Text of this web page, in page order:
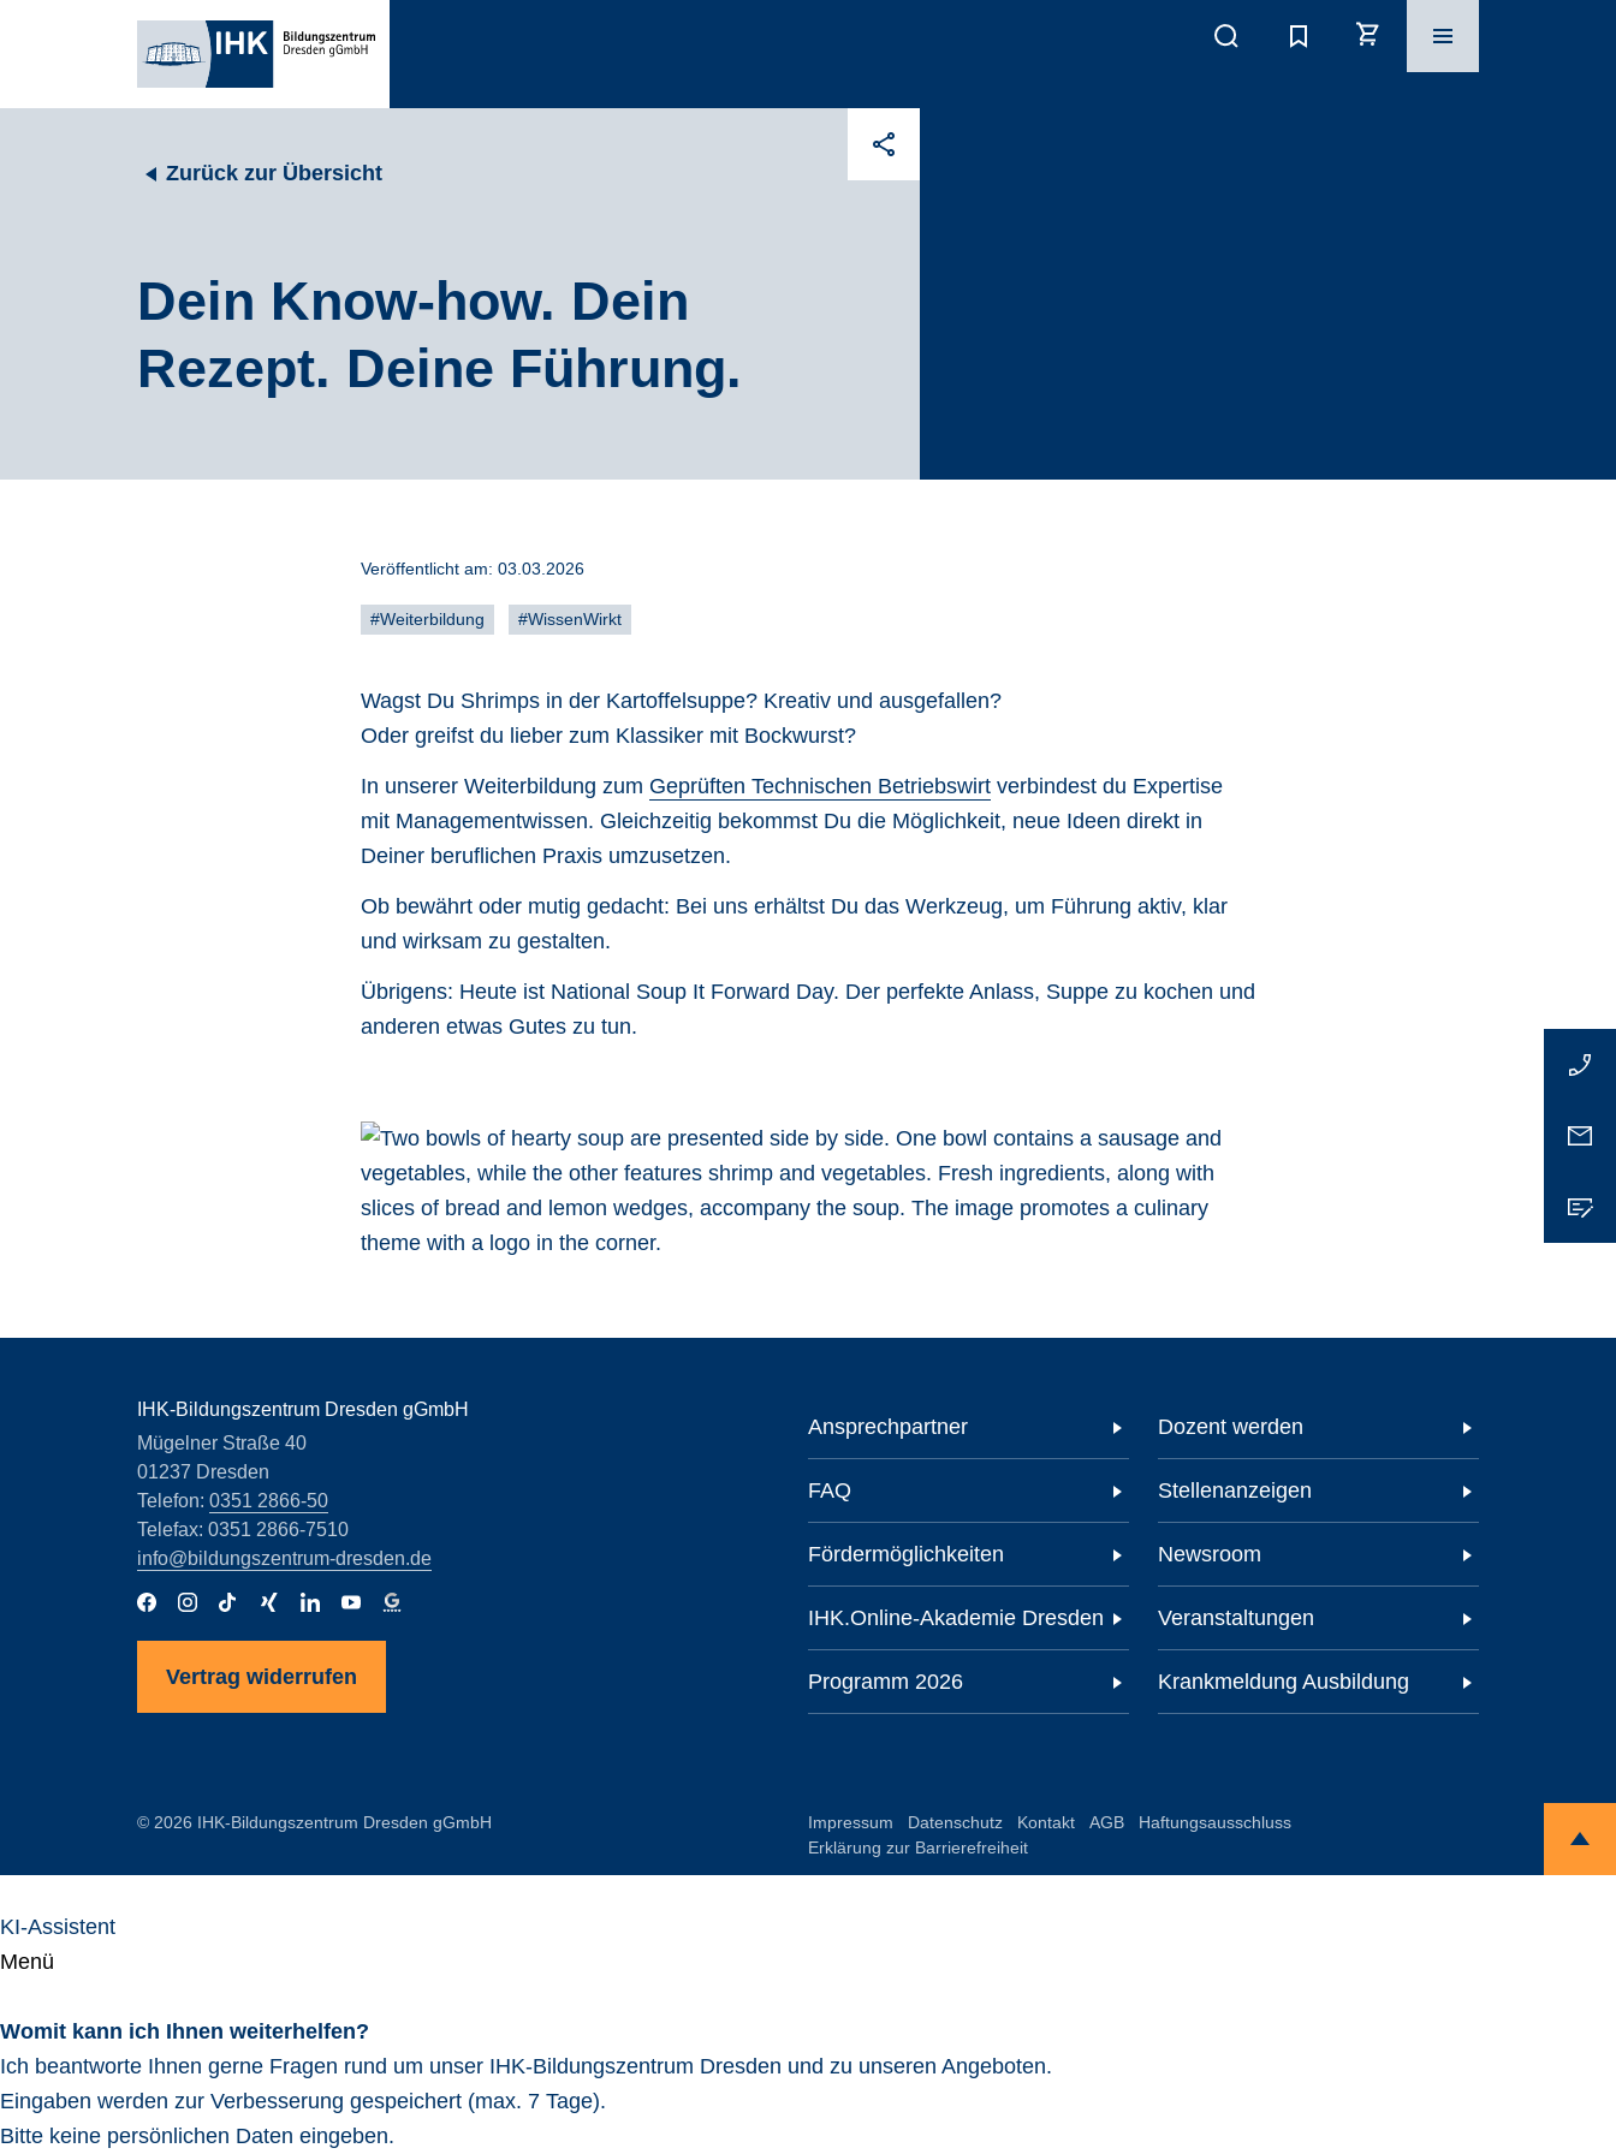
Zurück zur Übersicht
Dein Know-how. Dein
Rezept. Deine Führung.
Veröffentlicht am: 03.03.2026
#Weiterbildung #WissenWirkt
Wagst Du Shrimps in der Kartoffelsuppe? Kreativ und ausgefallen?
Oder greifst du lieber zum Klassiker mit Bockwurst?
In unserer Weiterbildung zum Geprüften Technischen Betriebswirt verbindest du Expertise
mit Managementwissen. Gleichzeitig bekommst Du die Möglichkeit, neue Ideen direkt in
Deiner beruflichen Praxis umzusetzen.
Ob bewährt oder mutig gedacht: Bei uns erhältst Du das Werkzeug, um Führung aktiv, klar
und wirksam zu gestalten.
Übrigens: Heute ist National Soup It Forward Day. Der perfekte Anlass, Suppe zu kochen und
anderen etwas Gutes zu tun.
IHK-Bildungszentrum Dresden gGmbH
Mügelner Straße 40
01237 Dresden
Telefon: 0351 2866-50
Telefax: 0351 2866-7510
info@bildungszentrum-dresden.de
Vertrag widerrufen
Ansprechpartner Dozent werden
FAQ Stellenanzeigen
Fördermöglichkeiten Newsroom
IHK.Online-Akademie Dresden Veranstaltungen
Programm 2026 Krankmeldung Ausbildung
© 2026 IHK-Bildungszentrum Dresden gGmbH Impressum Datenschutz Kontakt AGB
Haftungsausschluss
Erklärung zur Barrierefreiheit
KI-Assistent
Menü
Womit kann ich Ihnen weiterhelfen?
Ich beantworte Ihnen gerne Fragen rund um unser IHK-Bildungszentrum Dresden und zu unseren Angeboten.
Eingaben werden zur Verbesserung gespeichert (max. 7 Tage).
Bitte keine persönlichen Daten eingeben.